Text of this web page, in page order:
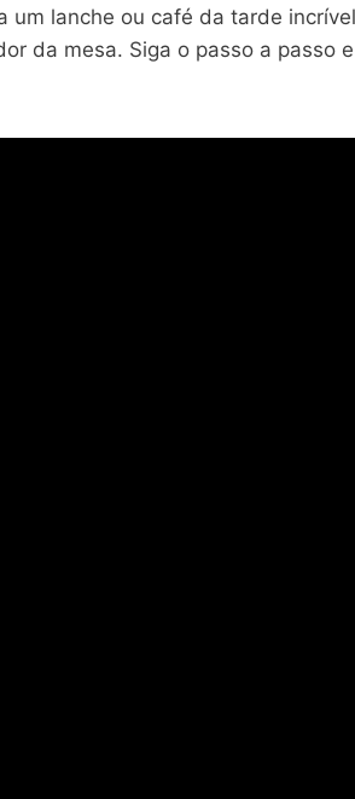
lanche ou café da tarde
da mesa. Siga o passo a passo